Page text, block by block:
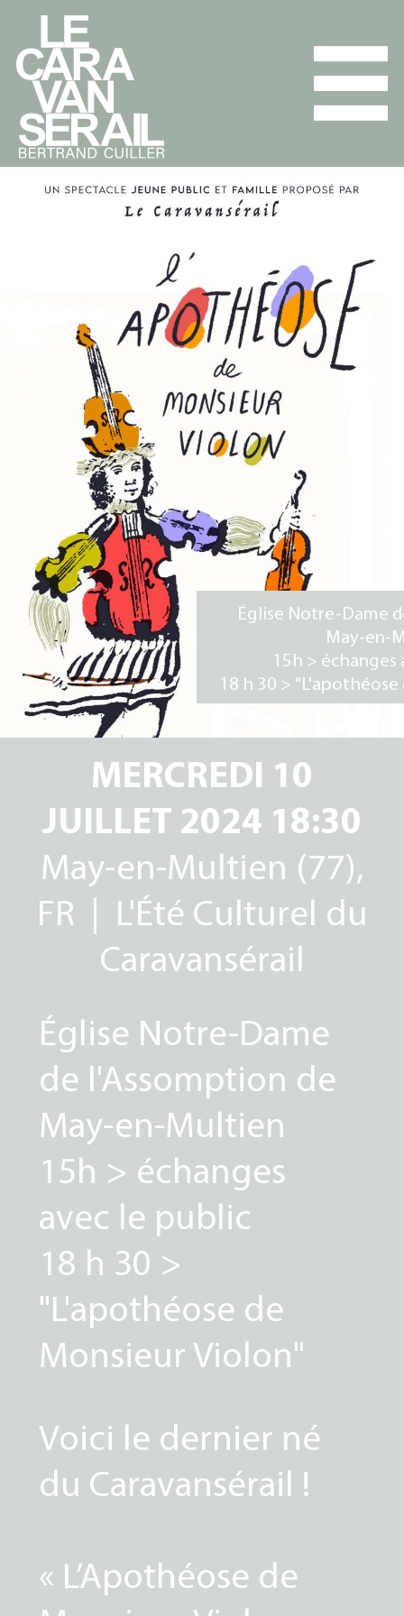
L'ENSEMBLE
PROGRAMMES
AGENDA
DISCOGRAPHIE
PRESSE
VIDÉOS
PARTENAIRES
CONTACTS
Église Notre-Dame
l'Assomption de
Multien
15h > échanges
public
18 h 30 >
Monsieur Violon"
MERCREDI 10
JUILLET 2024 18:30
May-en-Multien (77),
FR | L'Été Culturel du
Caravansérail
Église Notre-Dame
de l'Assomption de
May-en-Multien
15h > échanges
avec le public
18 h 30 >
"L'apothéose de
Monsieur Violon"
Voici le dernier né
du Caravansérail !
« L’Apothéose de